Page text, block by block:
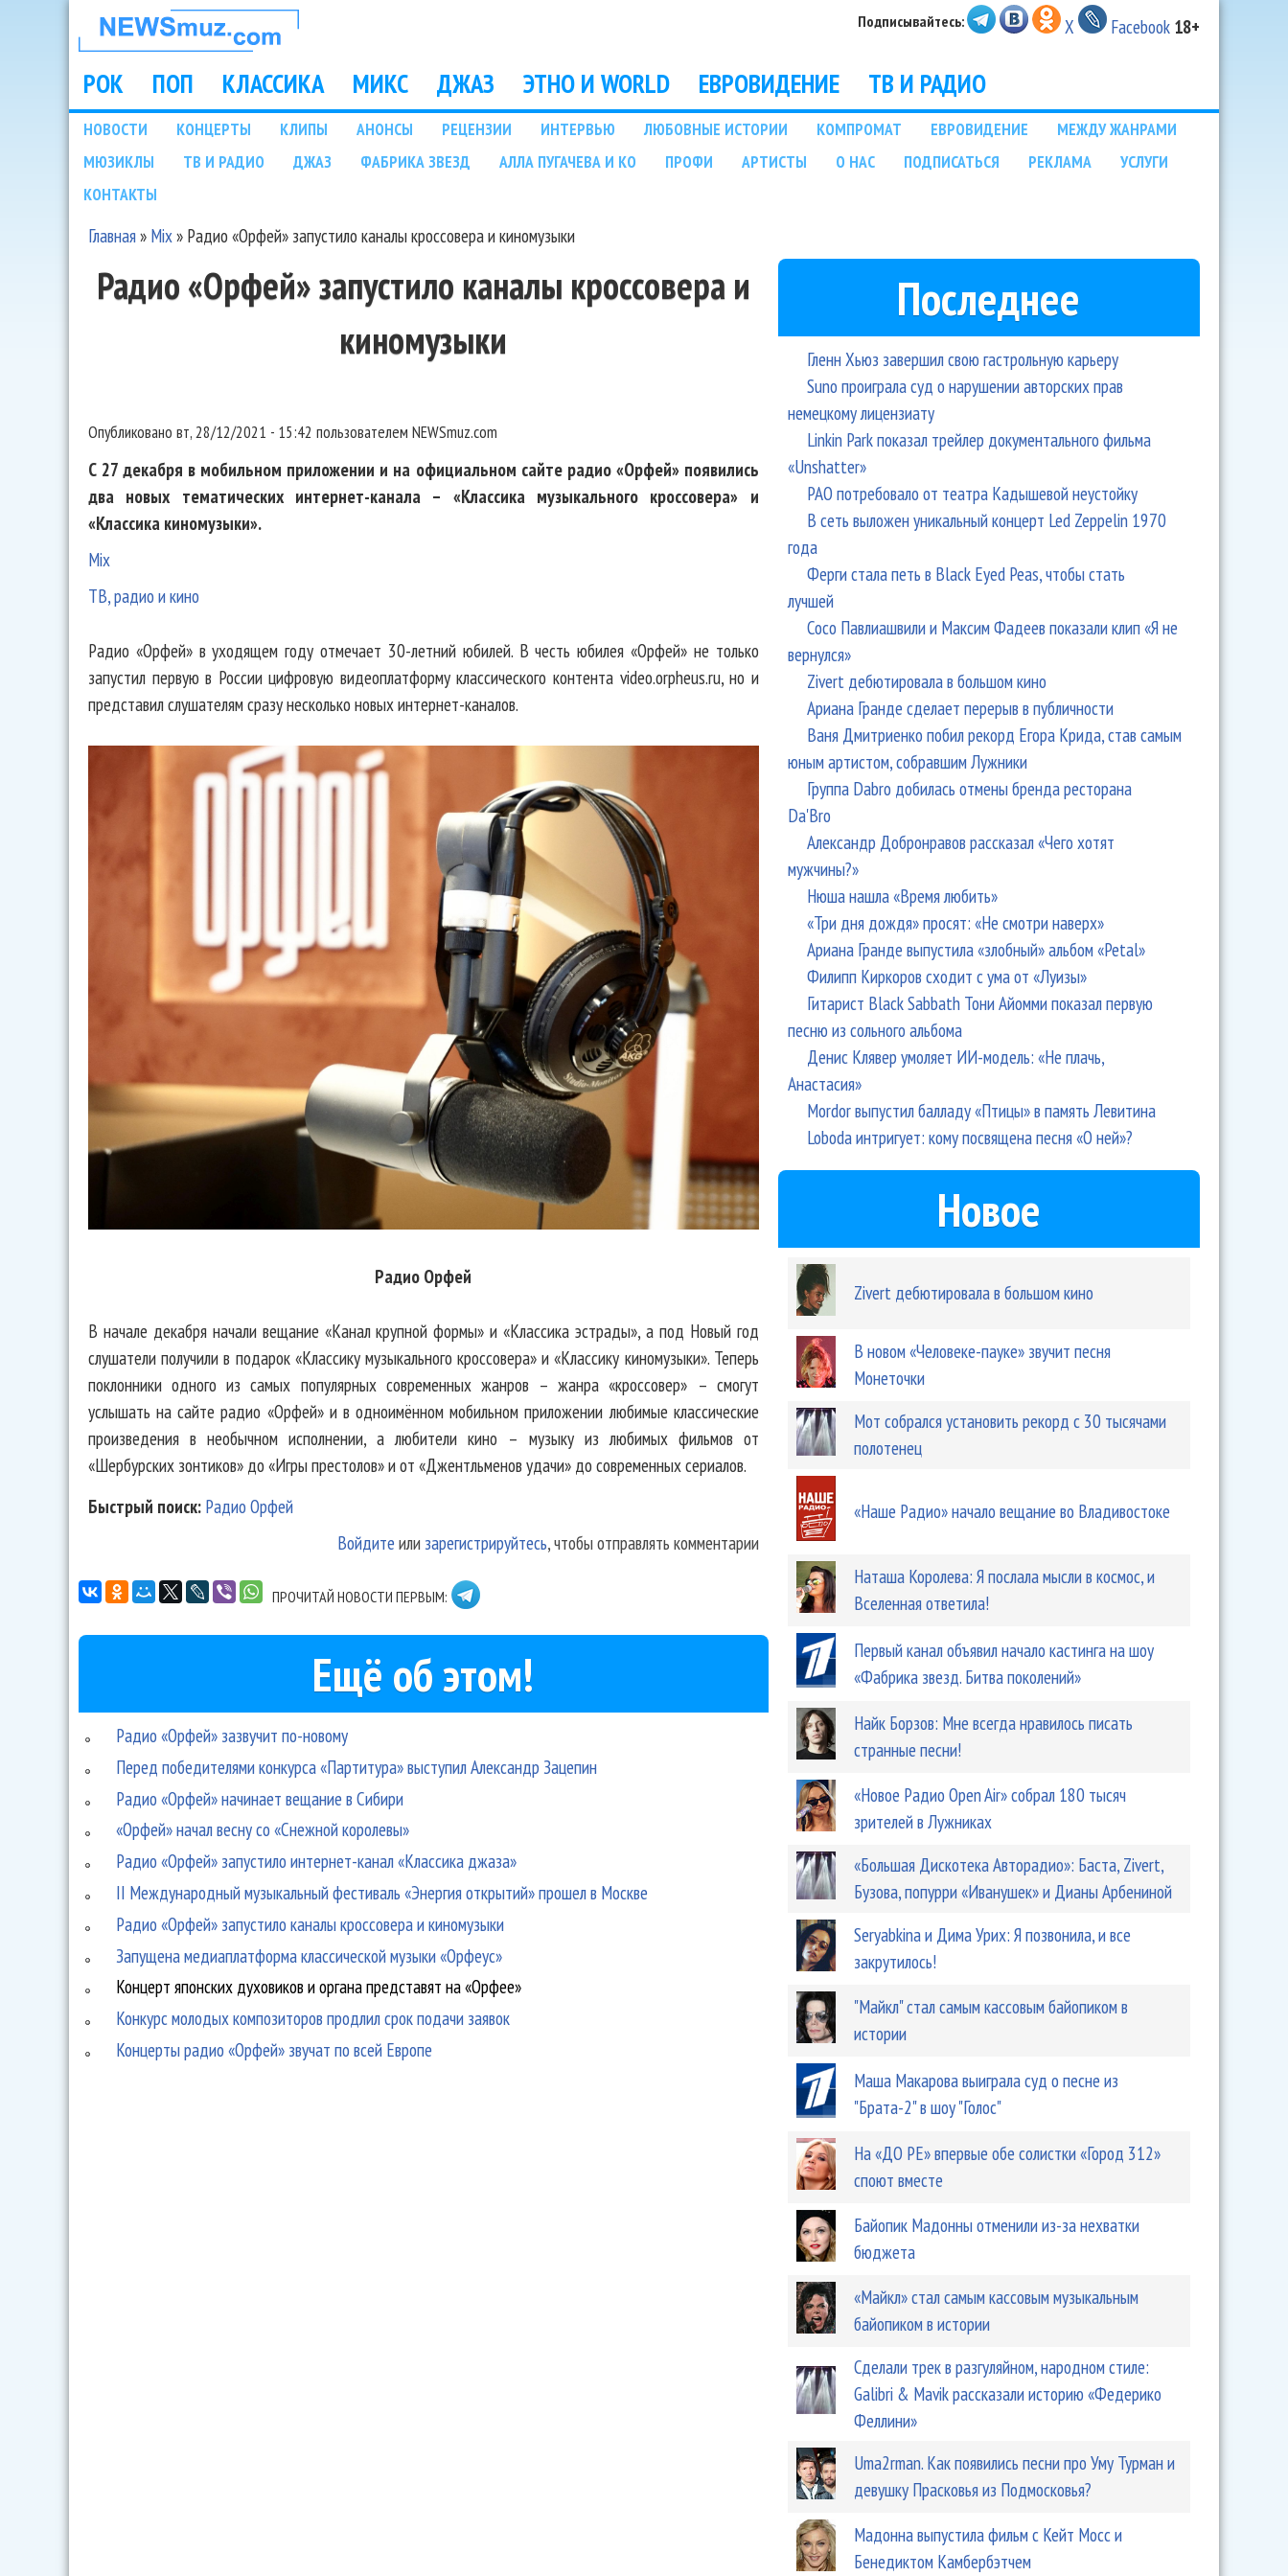
НОВОСТИ
МУЗЫКИ И
ШОУ БИЗНЕСА
NEWSMUZ.COM
Подписывайтесь: X Facebook 18+
Main menu
РОК ПОП КЛАССИКА МИКС ДЖАЗ ЭТНО И WORLD ЕВРОВИДЕНИЕ ТВ И РАДИО
Подразделы
НОВОСТИ КОНЦЕРТЫ КЛИПЫ АНОНСЫ РЕЦЕНЗИИ ИНТЕРВЬЮ ЛЮБОВНЫЕ ИСТОРИИ КОМПРОМАТ ЕВРОВИДЕНИЕ
МЕЖДУ ЖАНРАМИ
МЮЗИКЛЫ
ТВ И РАДИО ДЖАЗ ФАБРИКА ЗВЕЗД АЛЛА ПУГАЧЕВА И КО ПРОФИ АРТИСТЫ О НАС ПОДПИСАТЬСЯ РЕКЛАМА
УСЛУГИ
КОНТАКТЫ
Главная» Mix» Радио «Орфей» запустило каналы кроссовера и киномузыки
Радио «Орфей» запустило каналы кроссовера и
киномузыки
Опубликовано вт, 28/12/2021 - 15:42 пользователем NEWSmuz.com
С 27 декабря в мобильном приложении и на официальном сайте радио «Орфей» появились
два новых тематических интернет-канала – «Классика музыкального кроссовера» и
«Классика киномузыки».
Mix
ТВ, радио и кино
Радио «Орфей» в уходящем году отмечает 30-летний юбилей. В честь юбилея «Орфей» не только
запустил первую в России цифровую видеоплатформу классического контента video.orpheus.ru, но и
представил слушателям сразу несколько новых интернет-каналов.
Радио Орфей
В начале декабря начали вещание «Канал крупной формы» и «Классика эстрады», а под Новый год
слушатели получили в подарок «Классику музыкального кроссовера» и «Классику киномузыки». Теперь
поклонники одного из самых популярных современных жанров – жанра «кроссовер» – смогут
услышать на сайте радио «Орфей» и в одноимённом мобильном приложении любимые классические
произведения в необычном исполнении, а любители кино – музыку из любимых фильмов от
«Шербурских зонтиков» до «Игры престолов» и от «Джентльменов удачи» до современных сериалов.
Быстрый поиск: Радио Орфей
Войдите или зарегистрируйтесь, чтобы отправлять комментарии
ПРОЧИТАЙ НОВОСТИ ПЕРВЫМ:
Ещё об этом!
Радио «Орфей» зазвучит по-новому
Перед победителями конкурса «Партитура» выступил Александр Зацепин
Радио «Орфей» начинает вещание в Сибири
«Орфей» начал весну со «Снежной королевы»
Радио «Орфей» запустило интернет-канал «Классика джаза»
II Международный музыкальный фестиваль «Энергия открытий» прошел в Москве
Радио «Орфей» запустило каналы кроссовера и киномузыки
Запущена медиаплатформа классической музыки «Орфеус»
Концерт японских духовиков и органа представят на «Орфее»
Конкурс молодых композиторов продлил срок подачи заявок
Концерты радио «Орфей» звучат по всей Европе
Последнее
Гленн Хьюз завершил свою гастрольную карьеру
Suno проиграла суд о нарушении авторских прав
немецкому лицензиату
Linkin Park показал трейлер документального фильма
«Unshatter»
РАО потребовало от театра Кадышевой неустойку
В сеть выложен уникальный концерт Led Zeppelin 1970
года
Ферги стала петь в Black Eyed Peas, чтобы стать
лучшей
Сосо Павлиашвили и Максим Фадеев показали клип «Я не
вернулся»
Zivert дебютировала в большом кино
Ариана Гранде сделает перерыв в публичности
Ваня Дмитриенко побил рекорд Егора Крида, став самым
юным артистом, собравшим Лужники
Группа Dabro добилась отмены бренда ресторана
Da'Bro
Александр Добронравов рассказал «Чего хотят
мужчины?»
Нюша нашла «Время любить»
«Три дня дождя» просят: «Не смотри наверх»
Ариана Гранде выпустила «злобный» альбом «Petal»
Филипп Киркоров сходит с ума от «Луизы»
Гитарист Black Sabbath Тони Айомми показал первую
песню из сольного альбома
Денис Клявер умоляет ИИ-модель: «Не плачь,
Анастасия»
Mordor выпустил балладу «Птицы» в память Левитина
Loboda интригует: кому посвящена песня «О ней»?
Новое
Zivert дебютировала в большом кино
В новом «Человеке-пауке» звучит песня
Монеточки
Мот собрался установить рекорд с 30 тысячами
полотенец
«Наше Радио» начало вещание во Владивостоке
Наташа Королева: Я послала мысли в космос, и
Вселенная ответила!
Первый канал объявил начало кастинга на шоу
«Фабрика звезд. Битва поколений»
Найк Борзов: Мне всегда нравилось писать
странные песни!
«Новое Радио Open Air» собрал 180 тысяч
зрителей в Лужниках
«Большая Дискотека Авторадио»: Баста, Zivert,
Бузова, попурри «Иванушек» и Дианы Арбениной
Seryabkina и Дима Урих: Я позвонила, и все
закрутилось!
"Майкл" стал самым кассовым байопиком в
истории
Маша Макарова выиграла суд о песне из
"Брата-2" в шоу "Голос"
На «ДО РЕ» впервые обе солистки «Город 312»
споют вместе
Байопик Мадонны отменили из-за нехватки
бюджета
«Майкл» стал самым кассовым музыкальным
байопиком в истории
Сделали трек в разгуляйном, народном стиле:
Galibri & Mavik рассказали историю «Федерико
Феллини»
Uma2rman. Как появились песни про Уму Турман и
девушку Прасковья из Подмосковья?
Мадонна выпустила фильм с Кейт Мосс и
Бенедиктом Камбербэтчем